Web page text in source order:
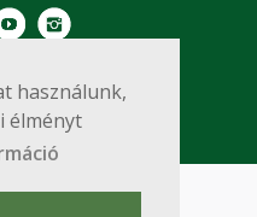
használunk,
élményt
Építőmérnöki Kar